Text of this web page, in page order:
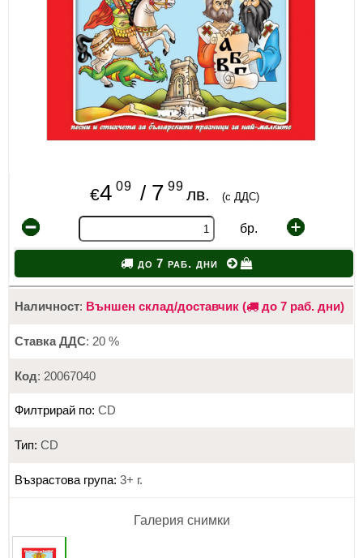
КНИГИ И УЧЕБНИЦИ
БДП
НОВИ
ПРОМОЦИИ
S.T.E.M.
€4 09 / 7 99 лв. (с ДДС)
бр.
до 7 раб. дни
Наличност: Външен склад/доставчик ( до 7 раб. дни)
Ставка ДДС: 20 %
Код: 20067040
Филтрирай по: CD
Тип: CD
Възрастова група: 3+ г.
Галерия снимки